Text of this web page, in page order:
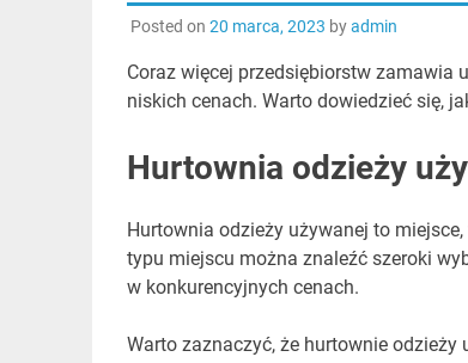
Posted on 20 marca, 2023 byadmin
Coraz więcej przedsiębiorstw zamawia
niskich cenach. Warto dowiedzieć się,
Hurtownia odzieży
Hurtownia odzieży używanej to
typu miejscu można znaleźć szeroki
w konkurencyjnych cenach.
Warto zaznaczyć, że hurtownie